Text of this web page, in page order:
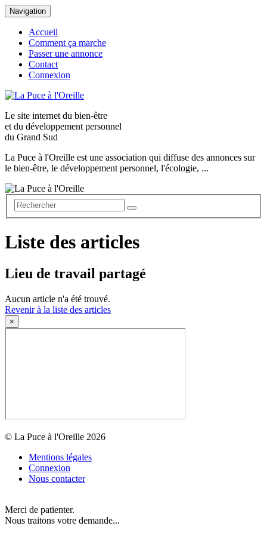
Navigation
Accueil
Comment ça marche
Passer une annonce
Contact
Connexion
Le site internet du bien-être
et du développement personnel
du Grand Sud
La Puce à l'Oreille est une association qui diffuse des annonces sur
le bien-être, le développement personnel, l'écologie, ...
Liste des articles
Lieu de travail partagé
Aucun article n'a été trouvé.
Revenir à la liste des articles
×
© La Puce à l'Oreille 2026
Mentions légales
Connexion
Nous contacter
Merci de patienter.
Nous traitons votre demande...